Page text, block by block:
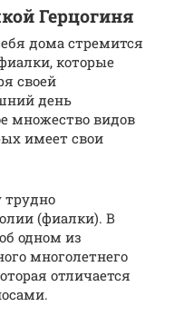
Герцогиня
дома стремится
которые
своей
день
множество видов
имеет свои
(фиалки). В
одном из
многолетнего
отличается